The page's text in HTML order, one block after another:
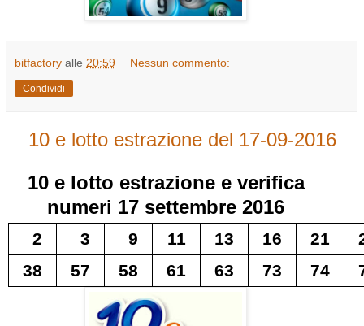
bitfactory alle 20:59 Nessun commento:
Condividi
10 e lotto estrazione del 17-09-2016
10 e lotto estrazione e verifica
numeri 17 settembre 2016
2 3 9 11 13 16 21
38
57 58 61 63 73 74